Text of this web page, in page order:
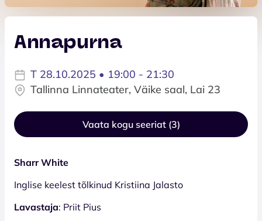
Annapurna
T 28.10.2025 • 19:00 - 21:30
Tallinna Linnateater, Väike saal, Lai 23
Vaata kogu seeriat (3)
Sharr White
Inglise keelest tõlkinud Kristiina Jalasto
Lavastaja: Priit Pius